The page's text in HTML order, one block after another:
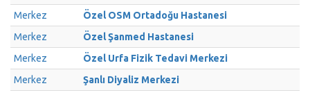
Merkez
Özel OSM Ortadoğu Hastanesi
Merkez
Özel Şanmed Hastanesi
Merkez
Özel Urfa Fizik Tedavi Merkezi
Merkez
Şanlı Diyaliz Merkezi